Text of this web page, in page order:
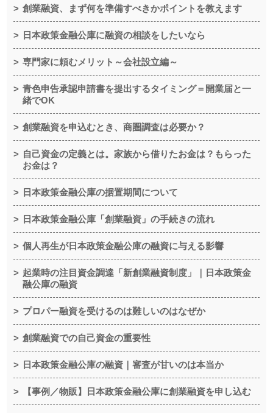
創業融資、まず何を準備すべきかポイントを教えます
日本政策金融公庫に融資の相談をしたいなら
専門家に頼むメリット～会社設立編～
青色申告承認申請書を提出するタイミング＝開業届と一
緒でOK
創業融資を申込むとき、商圏調査は必要か？
自己資金の定義とは。家族から借りたお金は？もらった
お金は？
日本政策金融公庫の据置期間について
日本政策金融公庫「創業融資」の手続きの流れ
個人再生が日本政策金融公庫の融資に与える影響
起業時の注目資金調達「新創業融資制度」｜日本政策金
融公庫の融資
プロパー融資を受けるのは難しいのはなぜか
創業融資での自己資金の重要性
日本政策金融公庫の融資｜審査が甘いのは本当か
【事例／物販】日本政策金融公庫に創業融資を申し込む